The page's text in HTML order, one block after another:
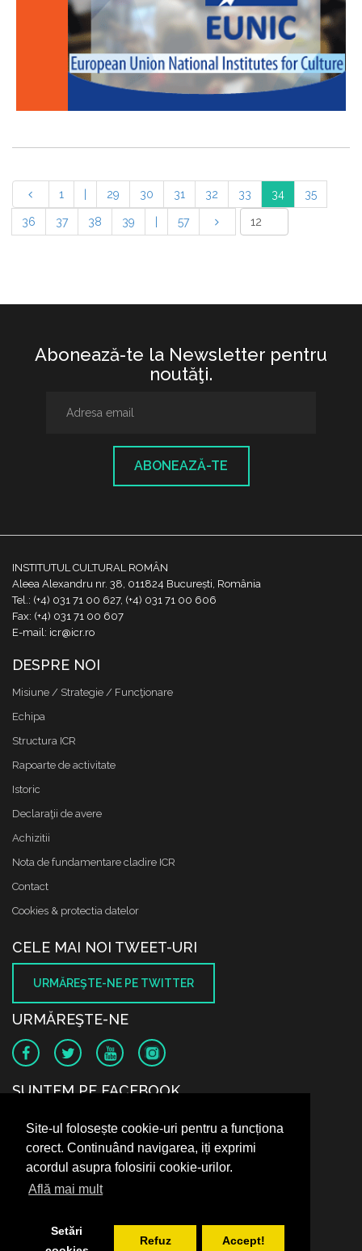
Site-ul folosește cookie-uri pentru a funcționa
corect. Continuând navigarea, iți exprimi
acordul asupra folosirii cookie-urilor.
Află mai mult
Setări
Refuz Accept!
1 29 30 31 32 33 34 35
36 37 38 39 57
Abonează-te la Newsletter pentru
noutăţi.
ABONEAZĂ-TE
INSTITUTUL CULTURAL ROMÂN
Aleea Alexandru nr. 38, 011824 București, România
Tel.: (+4) 031 71 00 627, (+4) 031 71 00 606
Fax: (+4) 031 71 00 607
E-mail: icr@icr.ro
DESPRE NOI
Misiune / Strategie / Funcţionare
Echipa
Structura ICR
Rapoarte de activitate
Istoric
Declaraţii de avere
Achizitii
Nota de fundamentare cladire ICR
Contact
Cookies & protectia datelor
CELE MAI NOI TWEET-URI
URMĂREŞTE-NE PE TWITTER
URMĂREŞTE-NE
SUNTEM PE FACEBOOK